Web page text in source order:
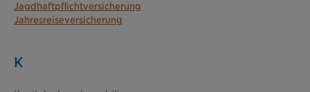
Jagdhaftpflichtversicherung
Jahresreiseversicherung
K